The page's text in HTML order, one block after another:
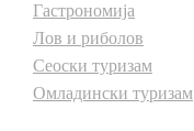
Гастрономија
Лов и риболов
Сеоски туризам
Омладински туризам